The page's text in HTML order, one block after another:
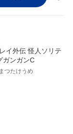
イ外伝 怪人ソリテ
ガンガンC
つたけうめ